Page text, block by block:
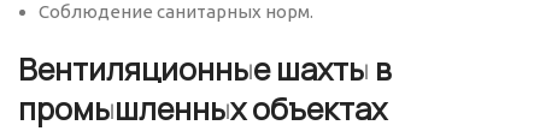
Соблюдение санитарных норм.
Вентиляционные шахты в
промышленных объектах